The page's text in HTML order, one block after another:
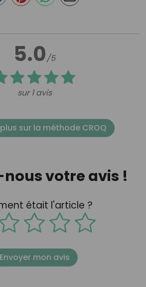
5.0/5
sur 1 avis
sur la méthode CROQ
votre avis !
était l'article ?
Envoyer mon avis